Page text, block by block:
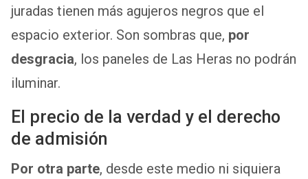
juradas tienen más agujeros negros que el
espacio exterior. Son sombras que, por
desgracia, los paneles de Las Heras no podrán
iluminar.
El precio de la verdad y el derecho
de admisión
Por otra parte, desde este medio ni siquiera